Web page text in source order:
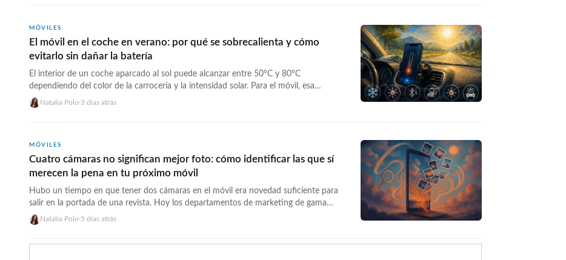
MÓVILES
El móvil en el coche en verano: por qué se sobrecalienta y cómo
evitarlo sin dañar la batería
El interior de un coche aparcado al sol puede alcanzar entre 50°C y 80°C
dependiendo del color de la carrocería y la intensidad solar. Para el móvil, esa
temperatura es letal en sentido técnico: los iPhones muestran la pantalla de
«temperatura alta» y se apagan a ~42-45°C de temperatura interna. Los Android
Natalia Polo·3 días atrás
MÓVILES
Cuatro cámaras no significan mejor foto: cómo identificar las que sí
merecen la pena en tu próximo móvil
Hubo un tiempo en que tener dos cámaras en el móvil era novedad suficiente para
salir en la portada de una revista. Hoy los departamentos de marketing de gama
media tienen cuatro círculos en la trasera del teléfono como estándar. La pregunta es
cuántos de esos círculos hacen algo útil de verdad, y cuántos están… <a
Natalia Polo·5 días atrás